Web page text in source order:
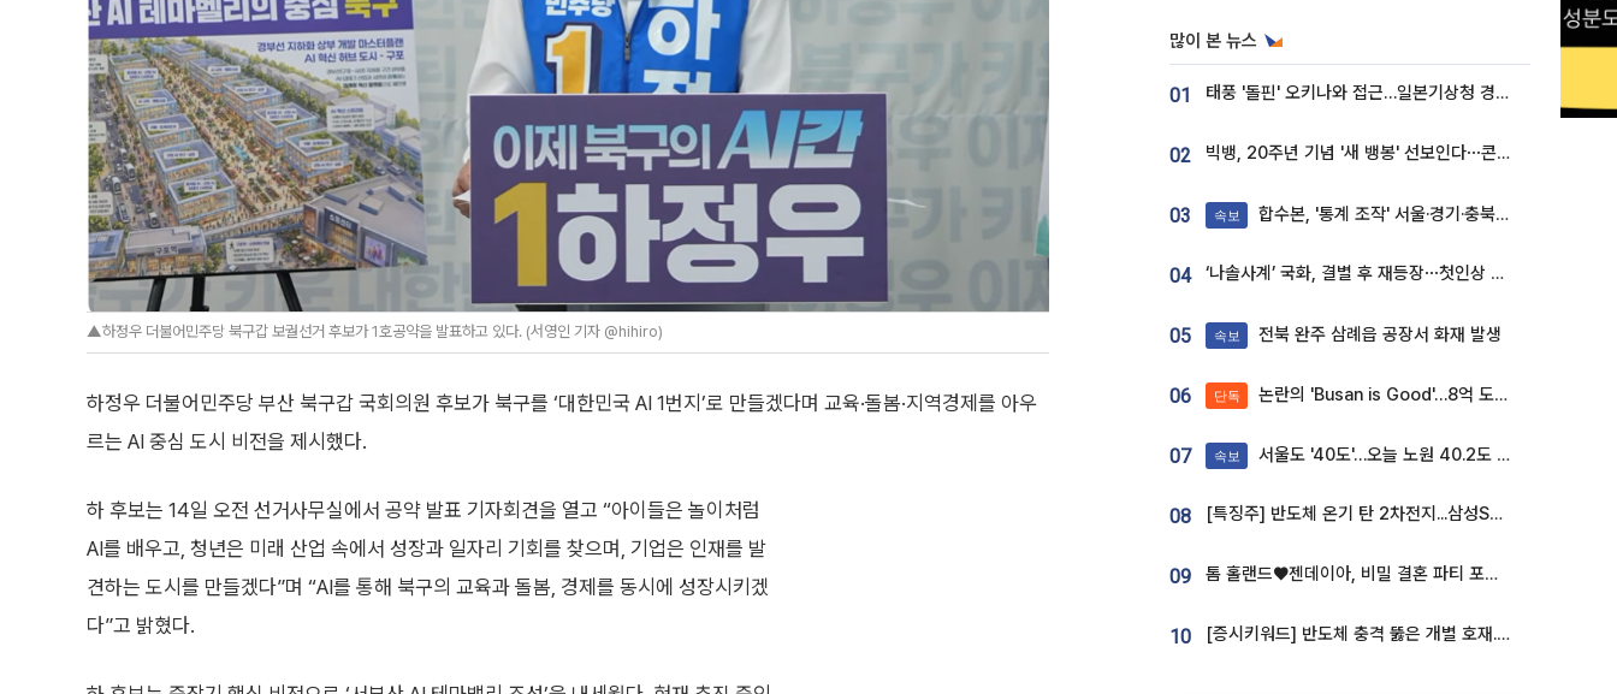
▲하정우 더불어민주당 북구갑 보궐선거 후보가 1호공약을 발표하고 있다. (서영인 기자 @hihiro)
하정우 더불어민주당 부산 북구갑 국회의원 후보가 북구를 ‘대한민국 AI 1번지’로 만들겠다며 교육·돌봄·지역경제를 아우
르는 AI 중심 도시 비전을 제시했다.
하 후보는 14일 오전 선거사무실에서 공약 발표 기자회견을 열고 “아이들은 놀이처럼
AI를 배우고, 청년은 미래 산업 속에서 성장과 일자리 기회를 찾으며, 기업은 인재를 발
견하는 도시를 만들겠다”며 “AI를 통해 북구의 교육과 돌봄, 경제를 동시에 성장시키겠
다”고 밝혔다.
많이 본 뉴스
01 태풍 '돌핀' 오키나와 접근…일본기상청 경로 업데이트
02 빅뱅, 20주년 기념 '새 뱅봉' 선보인다⋯콘서트 앞두고 팝업 개최
03 속보 합수본, '통계 조작' 서울·경기·충북 선관위 등 추가 압수수색
04 ‘나솔사계’ 국화, 결별 후 재등장⋯첫인상 투표 휩쓸고 ‘인기녀’ 등극
05 속보 전북 완주 삼례읍 공장서 화재 발생
06 단독 논란의 'Busan is Good'…8억 도시브랜드, 용산 대통령실 CI 업체가 수행
07 속보 서울도 '40도'…오늘 노원 40.2도 기록
08 [특징주] 반도체 온기 탄 2차전지...삼성SDI, 장 초반 7% 넘게 껑충
09 톰 홀랜드♥젠데이아, 비밀 결혼 파티 포착⋯호텔 대관비만 9억
10 [증시키워드] 반도체 충격 뚫은 개별 호재...포스코퓨처엠·에코프로·한화솔루션 '눈길'